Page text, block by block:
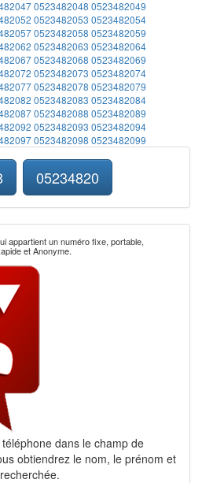
0523482048 0523482049
0523482053 0523482054
0523482058 0523482059
0523482063 0523482064
0523482068 0523482069
0523482073 0523482074
0523482078 0523482079
0523482083 0523482084
0523482088 0523482089
0523482093 0523482094
0523482098 0523482099
05234820
appartient un numéro fixe, portable,
et Anonyme.
dans le champ de
obtiendrez le nom, le prénom et